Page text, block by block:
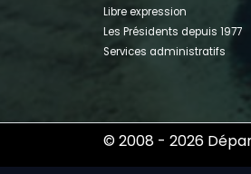
Libre expression
Les Présidents depuis 1977
Services administratifs
© 2008 - 2026